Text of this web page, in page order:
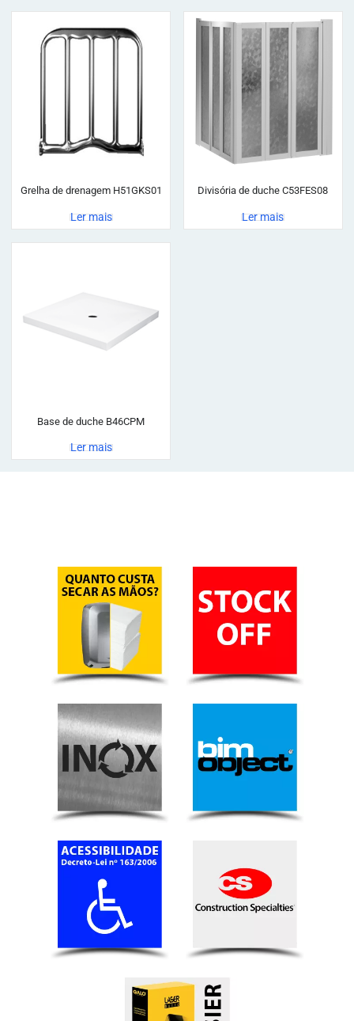
Grelha de drenagem H51GKS01
Ler mais
Divisória de duche C53FES08
Ler mais
Base de duche B46CPM
Ler mais